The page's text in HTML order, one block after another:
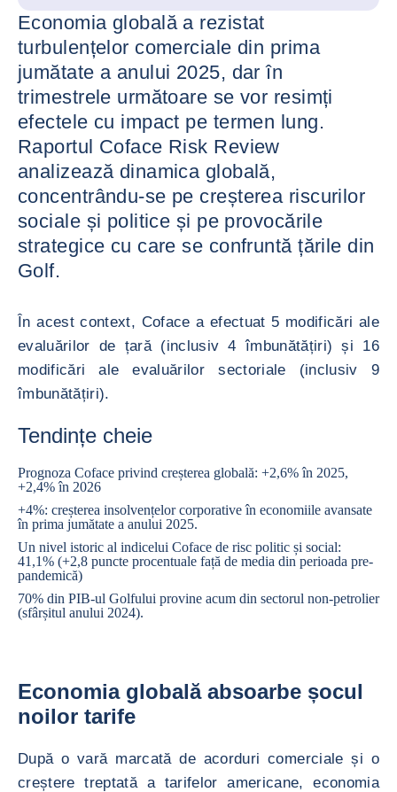
Economia globală a rezistat
turbulențelor comerciale din prima
jumătate a anului 2025, dar în
trimestrele următoare se vor resimți
efectele cu impact pe termen lung.
Raportul Coface Risk Review
analizează dinamica globală,
concentrându-se pe creșterea riscurilor
sociale și politice și pe provocările
strategice cu care se confruntă țările din
Golf.
În acest context, Coface a efectuat 5 modificări ale
evaluărilor de țară (inclusiv 4 îmbunătățiri) și 16
modificări ale evaluărilor sectoriale (inclusiv 9
îmbunătățiri).
Tendințe cheie
Prognoza Coface privind creșterea globală: +2,6% în 2025,
+2,4% în 2026
+4%: creșterea insolvențelor corporative în economiile avansate
în prima jumătate a anului 2025.
Un nivel istoric al indicelui Coface de risc politic și social:
41,1% (+2,8 puncte procentuale față de media din perioada pre-
pandemică)
70% din PIB-ul Golfului provine acum din sectorul non-petrolier
(sfârșitul anului 2024).
Economia globală absoarbe șocul
noilor tarife
După o vară marcată de acorduri comerciale și o
creștere treptată a tarifelor americane, economia